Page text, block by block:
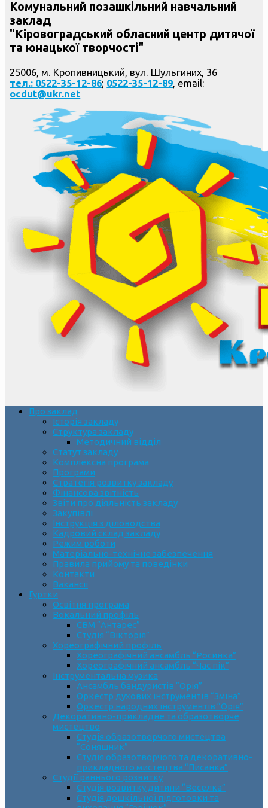
Комунальний позашкільний навчальний
заклад
"Кіровоградський обласний центр дитячої
та юнацької творчості"
25006, м. Кропивницький, вул. Шульгиних, 36
тел.: 0522-35-12-86; 0522-35-12-89, email:
ocdut@ukr.net
Про заклад
Історія закладу
Структура закладу
Методичний відділ
Статут закладу
Комплексна програма
Програми
Стратегія розвитку закладу
Фінансова звітність
Звіти про діяльність закладу
Закупівлі
Інструкція з діловодства
Кадровий склад закладу
Режим роботи
Матеріально-технічне забезпечення
Правила прийому та поведінки
Контакти
Вакансії
Гуртки
Освітня програма
Вокальний профіль
СВМ “Антарес”
Студія “Вікторія”
Хореографічний профіль
Хореографічний ансамбль “Росинка”
Хореографічний ансамбль “Час пік”
Інструментальна музика
Ансамбль бандуристів “Орія”
Оркестр духових інструментів “Зміна”
Оркестр народних інструментів “Орія”
Декоративно-прикладне та образотворче
мистецтво
Cтудія образотворчого мистецтва
“Соняшник”
Студія образотворчого та декоративно-
прикладного мистецтва “Писанка”
Студії раннього розвитку
Студія розвитку дитини “Веселка”
Студія дошкільної підготовки та